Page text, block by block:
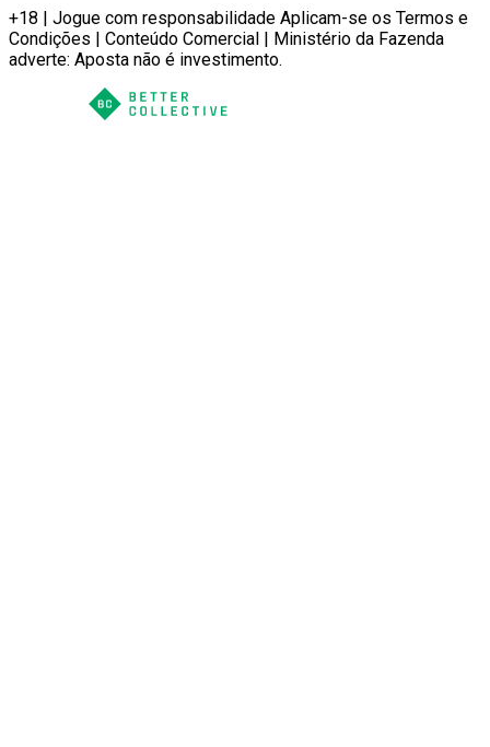
+18 | Jogue com responsabilidade Aplicam-se os Termos e
Condições | Conteúdo Comercial | Ministério da Fazenda
adverte: Aposta não é investimento.